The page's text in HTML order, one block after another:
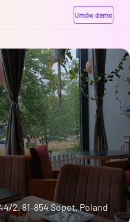
Umów demo
2, 81-854 Sopot, Poland